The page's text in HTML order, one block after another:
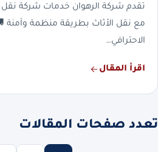
تقدم شركة الرهوان خدمات شركة
مع نقل الأثاث بطريقة منظمة
الاحترافي…
اقرأ المقال
تعدد صفحات المقالات